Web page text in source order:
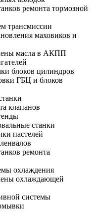
ремонта тормозной
трансмиссии
маховиков и
масла в АКПП
блоков цилиндров
ГБЦ и блоков
клапанов
станки
пастелей
ремонта
охлаждения
охлаждающей
системы